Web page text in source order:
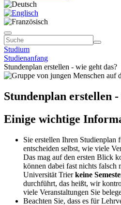
Studium
Studienanfang
Stundenplan erstellen - wie geht das?
Stundenplan erstellen -
Einige wichtige
Sie erstellen Ihren Studienplan
entscheiden selbst, wie viele
Das mag auf den ersten Blick
können dabei fast nichts falsch
Universität Trierkeine
durchführt, das heißt, wir
viele Veranstaltungen Sie
Beachten Sie, dass es für